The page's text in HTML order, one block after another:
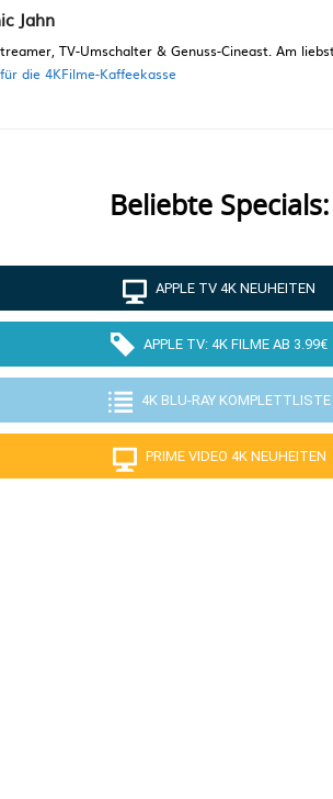
Jahn
TV-Umschalter & Genuss-Cineast. Am
die 4KFilme-Kaffeekasse
Beliebte Specials:
APPLE TV 4K NEUHEITEN
APPLE TV: 4K FILME AB 3.99€
4K BLU-RAY KOMPLETTLISTE
PRIME VIDEO 4K NEUHEITEN